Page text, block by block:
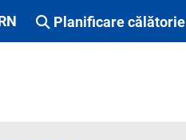
Planificare călătorie